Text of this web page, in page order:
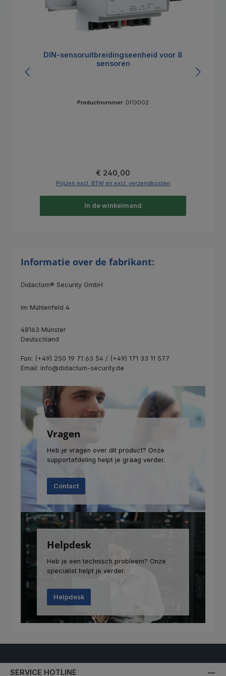
DIN-sensoruitbreidingseenheid voor 8
sensoren
Productnummer: DI13002
Normale prijs:
€ 240,00
Prijzen excl. BTW en excl. verzendkosten
In de winkelmand
Informatie over de fabrikant:
Didactum® Security GmbH
Im Mühlenfeld 4
48163 Münster
Deutschland
Fon: (+49) 250 19 71 63 54 / (+49) 171 33 11 577
Email: info@didactum-security.de
Vragen
Heb je vragen over dit product? Onze
supportafdeling helpt je graag verder.
Contact
Helpdesk
Heb je een technisch probleem? Onze
specialist helpt je verder.
Helpdesk
SERVICE HOTLINE